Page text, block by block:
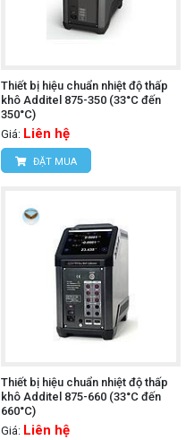
Thiết bị hiệu chuẩn nhiệt độ thấp
khô Additel 875-350 (33°C đến
350°C)
Giá: Liên hệ
ĐẶT MUA
Thiết bị hiệu chuẩn nhiệt độ thấp
khô Additel 875-660 (33°C đến
660°C)
Giá: Liên hệ